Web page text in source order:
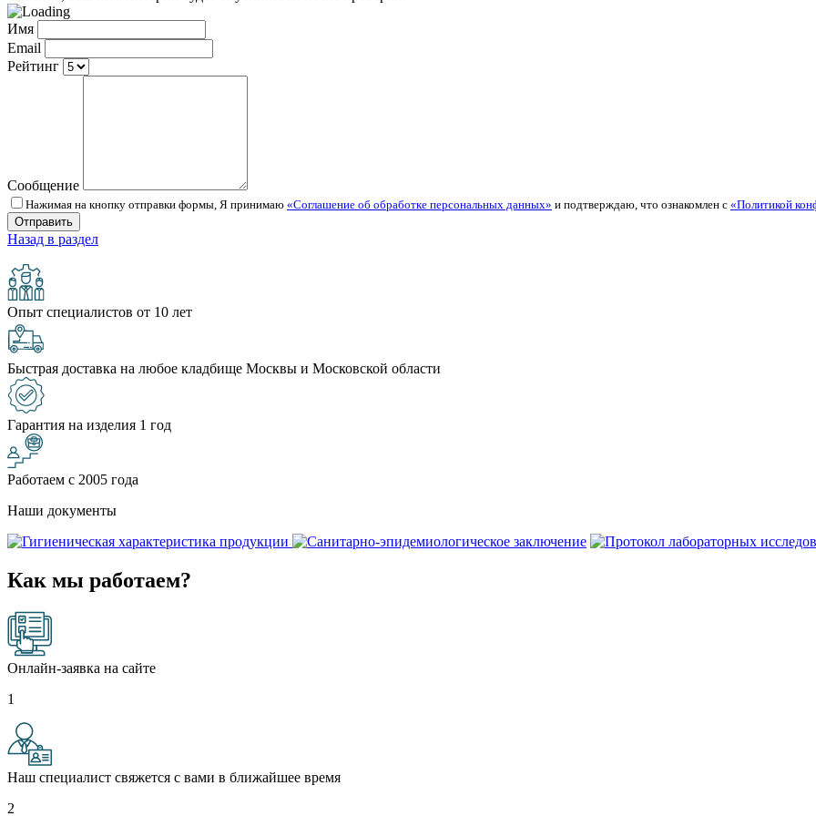
Имя
Email
Рейтинг
Сообщение
Нажимая на кнопку отправки формы, Я принимаю «Соглашение об обработке персональных данных» и подтверждаю, что ознакомлен с «Политикой
Назад в раздел
Опыт специалистов от 10 лет
Быстрая доставка на любое кладбище Москвы и Московской области
Гарантия на изделия 1 год
Работаем с 2005 года
Наши документы
Как мы работаем?
Онлайн-заявка на сайте
1
Наш специалист свяжется с вами в ближайшее время
2